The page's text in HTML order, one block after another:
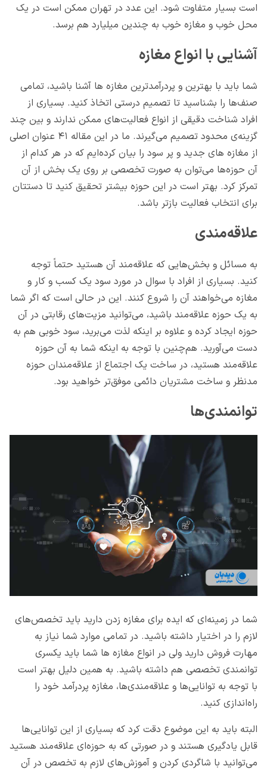
است بسیار متفاوت شود. این عدد در تهران ممکن است در یک
محل خوب و مغازه خوب به چندین میلیارد هم برسد.
آشنایی با انواع مغازه
شما باید با بهترین و پردرآمدترین مغازه ها آشنا باشید، تمامی
صنف‌ها را بشناسید تا تصمیم درستی اتخاذ کنید. بسیاری از
افراد شناخت دقیقی از انواع فعالیت‌های ممکن ندارند و بین چند
گزینه‌ی محدود تصمیم می‌گیرند. ما در این مقاله ۴۱ عنوان اصلی
از مغازه های جدید و پر سود را بیان کرده‌ایم که در هر کدام از
آن حوزه‌ها می‌توان به صورت تخصصی بر روی یک بخش از آن
تمرکز کرد. بهتر است در این حوزه بیشتر تحقیق کنید تا دستتان
برای انتخاب فعالیت بازتر باشد.
علاقه‌مندی
به مسائل و بخش‌هایی که علاقه‌مند آن هستید حتماً توجه
کنید. بسیاری از افراد با سوال در مورد سود یک کسب و کار و
مغازه می‌خواهند آن را شروع کنند. این در حالی است که اگر شما
به یک حوزه علاقه‌مند باشید، می‌توانید مزیت‌های رقابتی در آن
حوزه ایجاد کرده و علاوه بر اینکه لذت می‌برید، سود خوبی هم به
دست می‌آورید. هم‌چنین با توجه به اینکه شما به آن حوزه
علاقه‌مند هستید، در ساخت یک اجتماع از علاقه‌مندان حوزه
مدنظر و ساخت مشتریان دائمی موفق‌تر خواهید بود.
توانمندی‌ها
شما در زمینه‌ای که ایده برای مغازه زدن دارید باید تخصص‌های
لازم را در اختیار داشته باشید. در تمامی موارد شما نیاز به
مهارت فروش دارید ولی در انواع مغازه ها شما باید یکسری
توانمندی تخصصی هم داشته باشید. به همین دلیل بهتر است
با توجه به توانایی‌ها و علاقه‌مندی‌ها، مغازه پردرآمد خود را
راه‌اندازی کنید.
البته باید به این موضوع دقت کرد که بسیاری از این توانایی‌ها
قابل یادگیری هستند و در صورتی که به حوزه‌ای علاقه‌مند هستید
می‌توانید با شاگردی کردن و آموزش‌های لازم به تخصص در آن